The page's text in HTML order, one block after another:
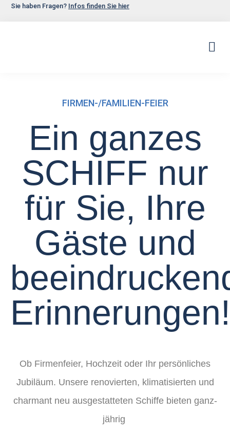
Sie haben Fragen? Infos finden Sie hier
FIRMEN-/FAMILIEN-FEIER
Ein ganzes
SCHIFF nur
für Sie, Ihre
Gäste und
Erinnerungen!
Ob Firmenfeier, Hochzeit oder Ihr persönliches
Jubiläum. Unsere renovierten, klimatisierten und
charmant neu ausgestatteten Schiffe bieten ganz­
jährig